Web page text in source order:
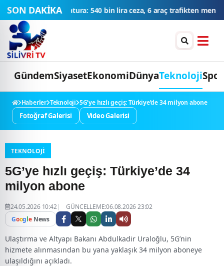
SON DAKİKA
ceza, 6 araç trafikten men edildiTHY'den tüm zamanların yolcu
GündemSiyasetEkonomiDünyaTeknolojiSpor
Haberler Teknoloji 5G’ye hızlı geçiş: Türkiye’de 34 milyon abone
Fotoğraf Galerisi Video Galerisi
TEKNOLOJI
5G’ye hızlı geçiş: Türkiye’de 34
milyon abone
24.05.2026 10:42
GÜNCELLEME:06.08.2026 23:02
Google News
Ulaştırma ve Altyapı Bakanı Abdulkadir Uraloğlu, 5G’nin
hizmete alınmasından bu yana yaklaşık 34 milyon aboneye
ulaşıldığını açıkladı.